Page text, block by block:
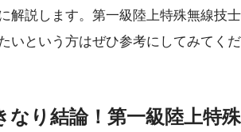
解説します。第一級陸上特殊無線技
いという方はぜひ参考にしてみてくだ
なり結論！第一級陸上特